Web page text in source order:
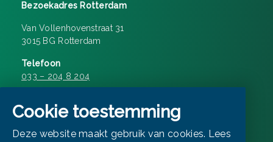
Bezoekadres Rotterdam
Van Vollenhovenstraat 31
3015 BG Rotterdam
Telefoon
033 – 204 8 204
info@matchd.nl
Cookie toestemming
Deze website maakt gebruik van cookies. Lees